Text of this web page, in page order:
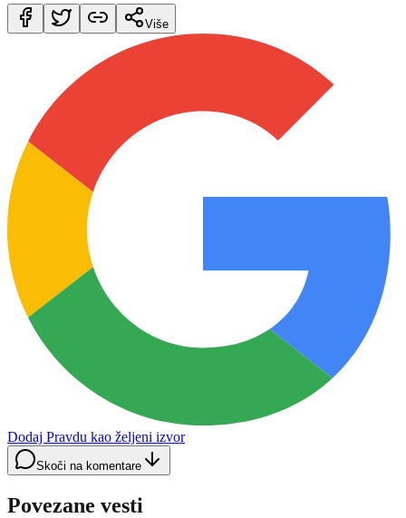
Više
Dodaj Pravdu kao željeni izvor
Skoči na komentare
Povezane vesti